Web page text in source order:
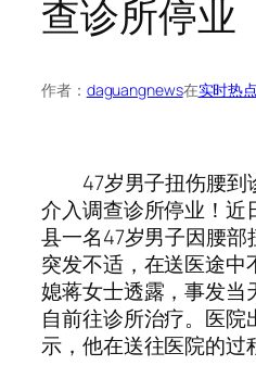
查诊所停业
作者： daguangnews在实时热点
47岁男子扭伤腰到
介入调查诊所停业！近
县一名47岁男子因腰
突发不适，在送医途中
媳蒋女士透露，事发当
自前往诊所治疗。医院
示，他在送往医院的过